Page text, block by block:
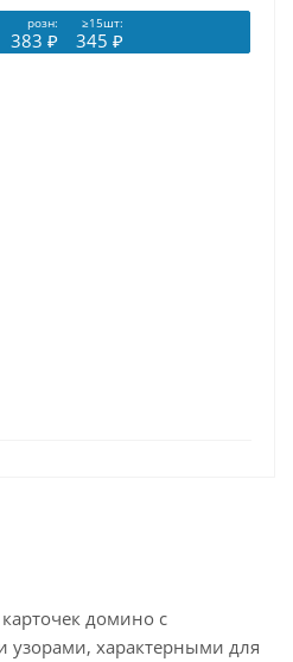
розн: ≥15шт:
383 ₽ 345 ₽
домино с
характерными для